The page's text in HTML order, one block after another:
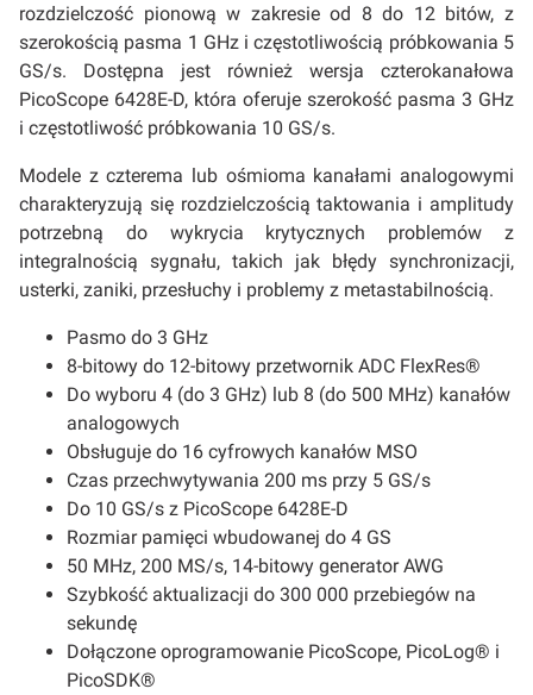
rozdzielczość pionową w zakresie od 8 do 12 bitów, z
szerokością pasma 1 GHz i częstotliwością próbkowania 5
GS/s. Dostępna jest również wersja czterokanałowa
PicoScope 6428E-D, która oferuje szerokość pasma 3 GHz
i częstotliwość próbkowania 10 GS/s.
Modele z czterema lub ośmioma kanałami analogowymi
charakteryzują się rozdzielczością taktowania i amplitudy
potrzebną do wykrycia krytycznych problemów z
integralnością sygnału, takich jak błędy synchronizacji,
usterki, zaniki, przesłuchy i problemy z metastabilnością.
Pasmo do 3 GHz
8-bitowy do 12-bitowy przetwornik ADC FlexRes®
Do wyboru 4 (do 3 GHz) lub 8 (do 500 MHz) kanałów
analogowych
Obsługuje do 16 cyfrowych kanałów MSO
Czas przechwytywania 200 ms przy 5 GS/s
Do 10 GS/s z PicoScope 6428E-D
Rozmiar pamięci wbudowanej do 4 GS
50 MHz, 200 MS/s, 14-bitowy generator AWG
Szybkość aktualizacji do 300 000 przebiegów na
sekundę
Dołączone oprogramowanie PicoScope, PicoLog® i
PicoSDK®